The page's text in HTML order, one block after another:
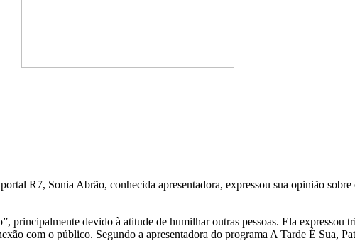
R7, Sonia Abrão, conhecida apresentadora, expressou sua opinião
principalmente devido à atitude de humilhar outras pessoas. Ela expressou
com o público. Segundo a apresentadora do programa A Tarde É Sua,